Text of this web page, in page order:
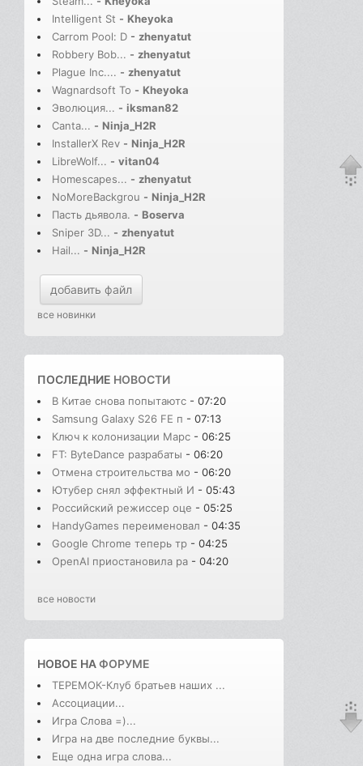
Intelligent St - Kheyoka
Carrom Pool: D - zhenyatut
Robbery Bob... - zhenyatut
Plague Inc.... - zhenyatut
Wagnardsoft To - Kheyoka
Эволюция... - iksman82
Canta... - Ninja_H2R
InstallerX Rev - Ninja_H2R
LibreWolf... - vitan04
Homescapes... - zhenyatut
NoMoreBackgrou - Ninja_H2R
Пасть дьявола. - Boserva
Sniper 3D... - zhenyatut
Hail... - Ninja_H2R
добавить файл
все новинки
ПОСЛЕДНИЕ НОВОСТИ
В Китае снова попытаютс - 07:20
Samsung Galaxy S26 FE п - 07:13
Ключ к колонизации Марс - 06:25
FT: ByteDance разрабаты - 06:20
Отмена строительства мо - 06:20
Ютубер снял эффектный И - 05:43
Российский режиссер оце - 05:25
HandyGames переименовал - 04:35
Google Chrome теперь тр - 04:25
OpenAI приостановила ра - 04:20
все новости
НОВОЕ НАФОРУМЕ
ТЕРЕМОК-Клуб братьев наших ...
Ассоциации...
Игра Слова =)...
Игра на две последние буквы...
Еще одна игра слова...